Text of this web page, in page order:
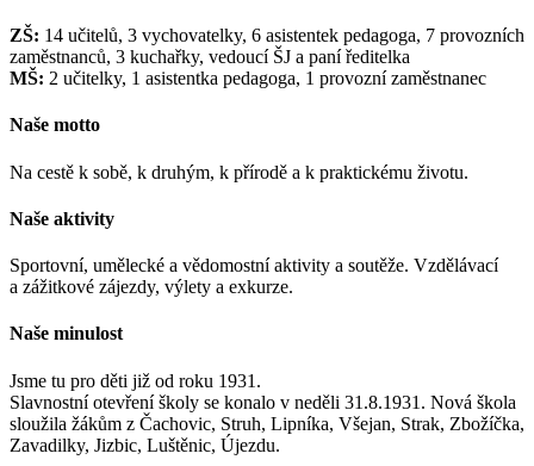
ZŠ: 14 učitelů, 3 vychovatelky, 6 asistentek pedagoga, 7 provozních
zaměstnanců, 3 kuchařky, vedoucí ŠJ a paní ředitelka
MŠ: 2 učitelky, 1 asistentka pedagoga, 1 provozní zaměstnanec
Naše motto
Na cestě k sobě, k druhým, k přírodě a k praktickému životu.
Naše aktivity
Sportovní, umělecké a vědomostní aktivity a soutěže. Vzdělávací
a zážitkové zájezdy, výlety a exkurze.
Naše minulost
Jsme tu pro děti již od roku 1931.
Slavnostní otevření školy se konalo v neděli 31.8.1931. Nová škola
sloužila žákům z Čachovic, Struh, Lipníka, Všejan, Strak, Zbožíčka,
Zavadilky, Jizbic, Luštěnic, Újezdu.